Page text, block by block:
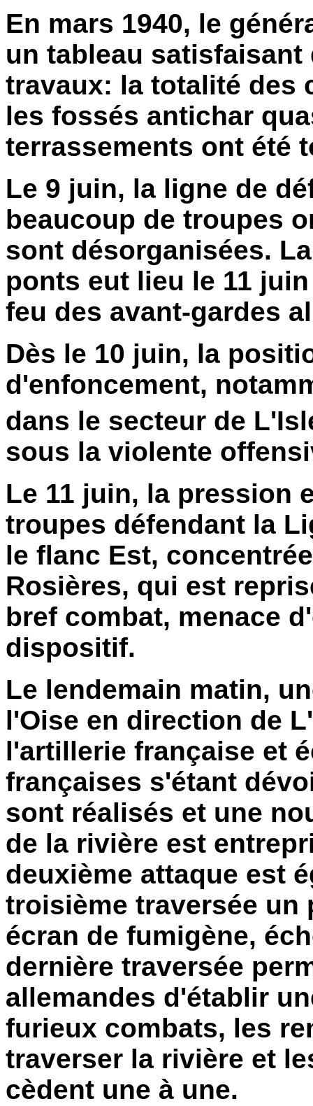
En mars 1940, le
un tableau satisfaisant
travaux: la totalité des
les fossés antichar
terrassements ont été
Le 9 juin, la ligne de
beaucoup de troupes
sont désorganisées.
ponts eut lieu le 11
feu des avant-gardes
Dès le 10 juin, la
d'enfoncement,
dans le secteur de
sous la violente
Le 11 juin, la pression
troupes défendant la
le flanc Est,
Rosières, qui est
bref combat, menace
dispositif.
Le lendemain matin,
l'Oise en direction de
l'artillerie française et
françaises s'étant
sont réalisés et une
de la rivière est
deuxième attaque est
troisième traversée un
écran de fumigène,
dernière traversée
allemandes d'établir
furieux combats, les
traverser la rivière et
cèdent une à une.